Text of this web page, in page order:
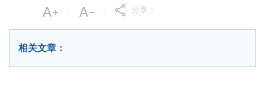
分享：
相关文章：